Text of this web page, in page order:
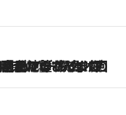
手に再ブーム
の高速歌唱まで…さだまさし（74）のアグレッシブすぎる現在地